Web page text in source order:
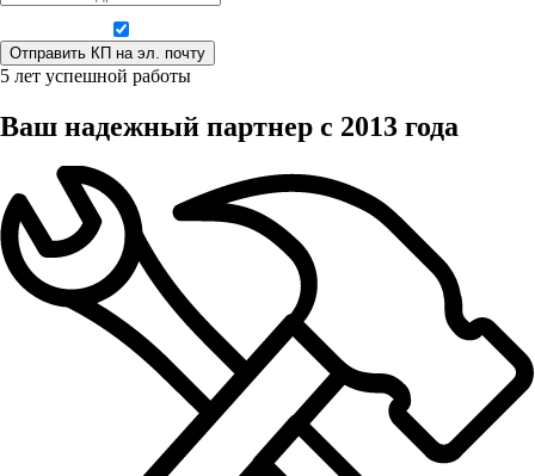
5 лет успешной работы
Ваш надежный партнер с 2013 года